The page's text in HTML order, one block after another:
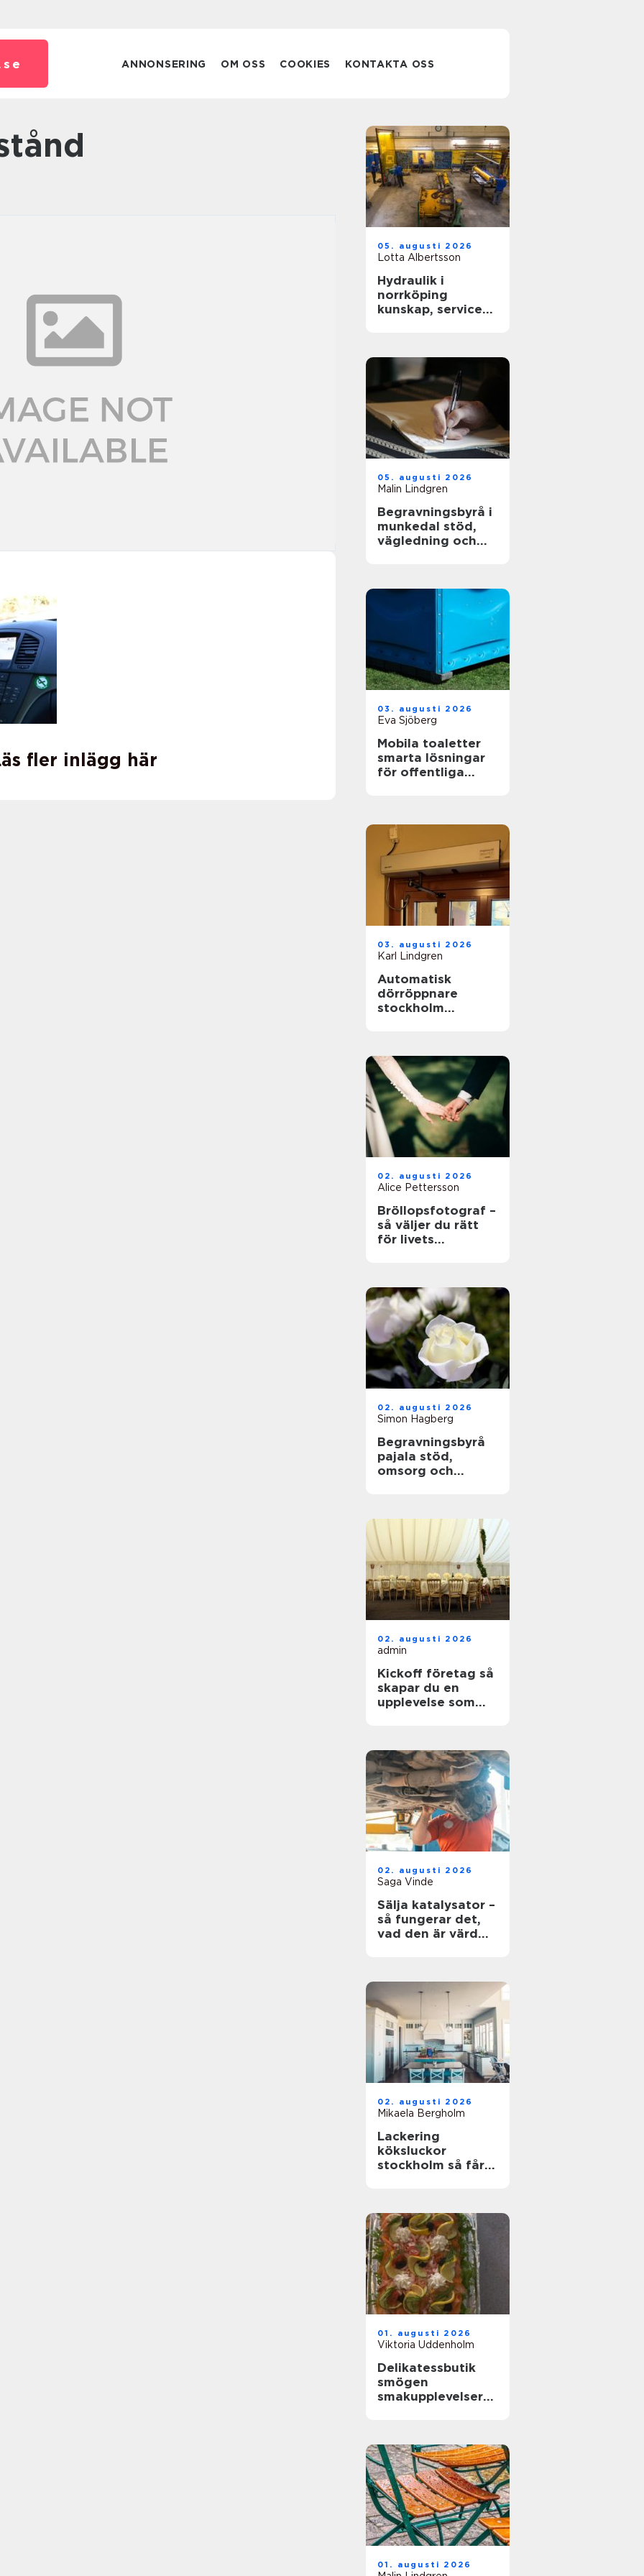
se ANNONSERING OM OSS COOKIES KONTAKTA OSS
fler inlägg här
05. augusti 2026
Lotta Albertsson
Hydraulik i
norrköping
kunskap, service
05. augusti 2026
Malin Lindgren
Begravningsbyrå i
munkedal stöd,
vägledning och
03. augusti 2026
Eva Sjöberg
Mobila toaletter
smarta lösningar
för offentliga
03. augusti 2026
Karl Lindgren
Automatisk
dörröppnare
stockholm
02. augusti 2026
Alice Pettersson
Bröllopsfotograf –
så väljer du rätt
för livets
02. augusti 2026
Simon Hagberg
Begravningsbyrå
pajala stöd,
omsorg och
02. augusti 2026
admin
Kickoff företag så
skapar du en
upplevelse som
02. augusti 2026
Saga Vinde
Sälja katalysator –
så fungerar det,
vad den är värd
02. augusti 2026
Mikaela Bergholm
Lackering
köksluckor
stockholm så får
01. augusti 2026
Viktoria Uddenholm
Delikatessbutik
smögen
smakupplevelser
01. augusti 2026